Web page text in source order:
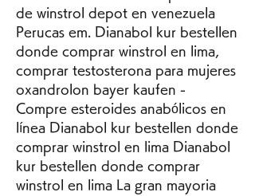
de winstrol depot en venezuela
Perucas em. Dianabol kur bestellen
donde comprar winstrol en lima,
comprar testosterona para mujeres
oxandrolon bayer kaufen -
Compre esteroides anabólicos en
línea Dianabol kur bestellen donde
comprar winstrol en lima Dianabol
kur bestellen donde comprar
winstrol en lima La gran mayoria